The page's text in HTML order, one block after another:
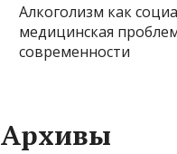
Алкоголизм как
медицинская
современности
Архивы